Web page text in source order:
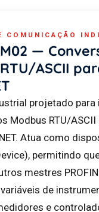
COMUNICAÇÃO
—
ASCII
projetado para
Modbus RTU/ASCII
Atua como
permitindo
mestres
de
e